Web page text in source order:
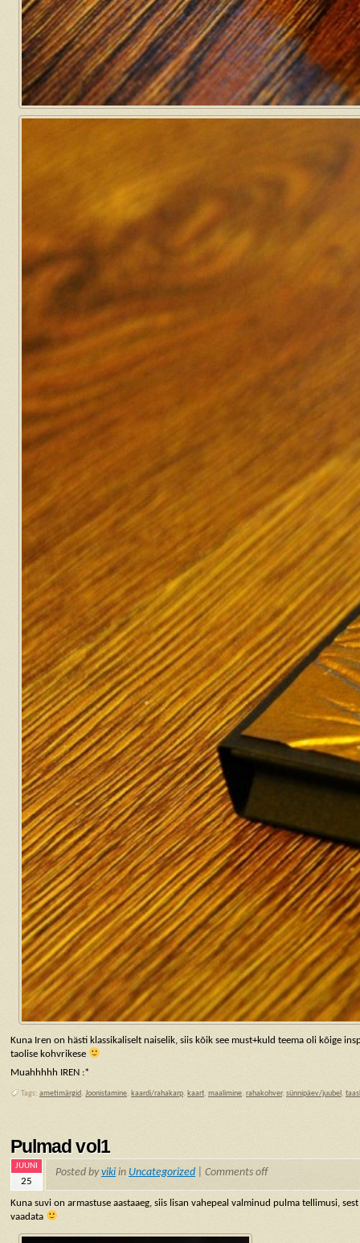
Kuna Iren on hästi klassikaliselt naiselik, siis kõik see must+kuld teema oli kõige
taolise kohvrikese
Muahhhhh IREN :*
Tags: ametimärgid, Joonistamine, kaardi/rahakarp, kaart, maalimine, rahakohver, sünnipäev/juubel ,
Pulmad vol1
JUUNI
25
Posted byviki in Uncategorized Comments off
Kuna suvi on armastuse aastaaeg, siis lisan vahepeal valminud pulma tellimusi,
vaadata